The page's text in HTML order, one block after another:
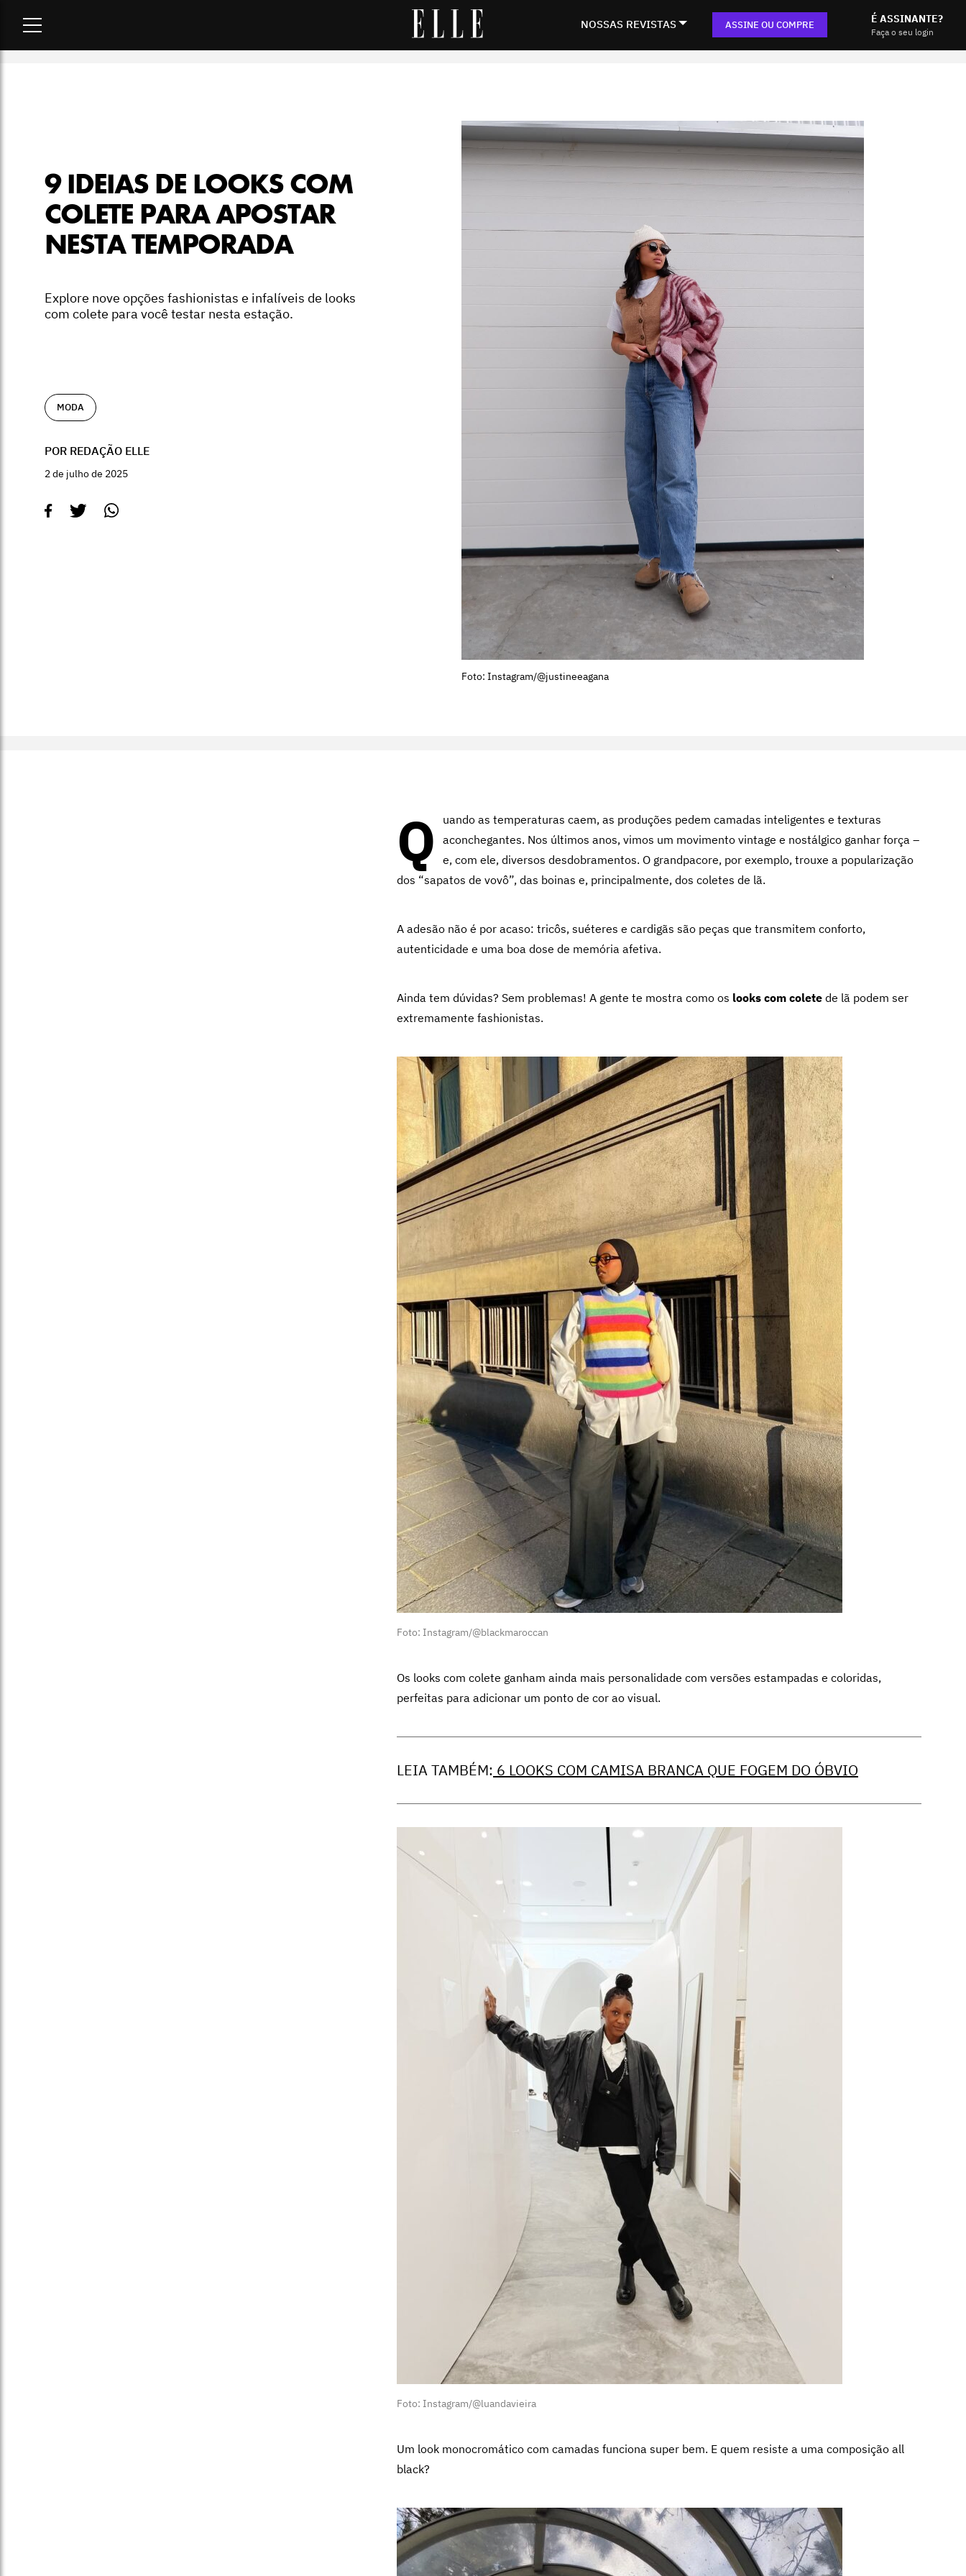
NOSSAS REVISTAS ASSINE OU COMPRE É ASSINANTE?
Faça o seu login
9 IDEIAS DE LOOKS COM
COLETE PARA APOSTAR
NESTA TEMPORADA
Explore nove opções fashionistas e infalíveis de looks
com colete para você testar nesta estação.
MODA
POR REDAÇÃO ELLE
2 de julho de 2025
Foto: Instagram/@justineeagana
Q
uando as temperaturas caem, as produções pedem camadas inteligentes e texturas
aconchegantes. Nos últimos anos, vimos um movimento vintage e nostálgico ganhar força –
e, com ele, diversos desdobramentos. O grandpacore, por exemplo, trouxe a popularização
dos “sapatos de vovô”, das boinas e, principalmente, dos coletes de lã.
A adesão não é por acaso: tricôs, suéteres e cardigãs são peças que transmitem conforto,
autenticidade e uma boa dose de memória afetiva.
Ainda tem dúvidas? Sem problemas! A gente te mostra como os looks com colete de lã podem ser
extremamente fashionistas.
Foto: Instagram/@blackmaroccan
Os looks com colete ganham ainda mais personalidade com versões estampadas e coloridas,
perfeitas para adicionar um ponto de cor ao visual.
LEIA TAMBÉM: 6 LOOKS COM CAMISA BRANCA QUE FOGEM DO ÓBVIO
Foto: Instagram/@luandavieira
Um look monocromático com camadas funciona super bem. E quem resiste a uma composição all
black?